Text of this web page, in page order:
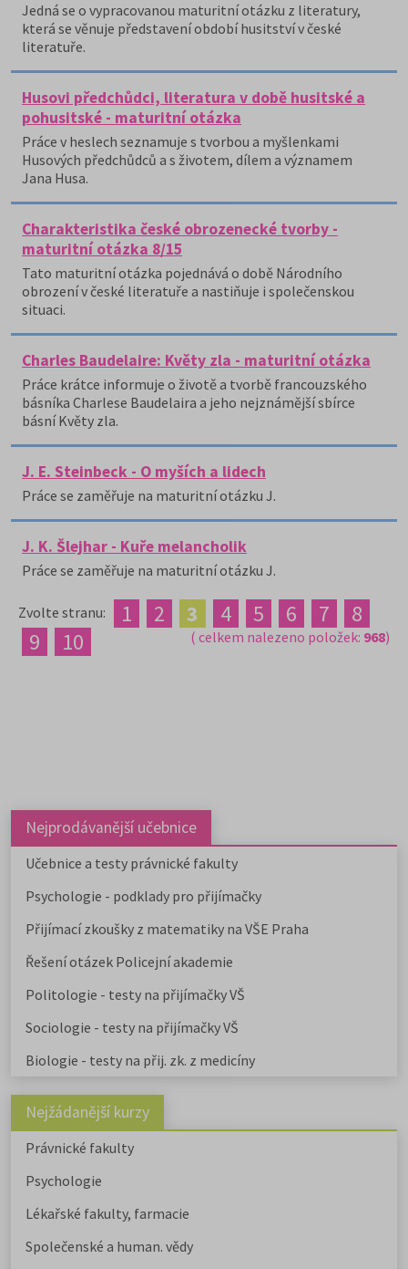
Jedná se o vypracovanou maturitní otázku z literatury,
která se věnuje představení období husitství v české
literatuře.
Husovi předchůdci, literatura v době husitské a
pohusitské - maturitní otázka
Práce v heslech seznamuje s tvorbou a myšlenkami
Husových předchůdců a s životem, dílem a významem
Jana Husa.
Charakteristika české obrozenecké tvorby -
maturitní otázka 8/15
Tato maturitní otázka pojednává o době Národního
obrození v české literatuře a nastiňuje i společenskou
situaci.
Charles Baudelaire: Květy zla - maturitní otázka
Práce krátce informuje o životě a tvorbě francouzského
básníka Charlese Baudelaira a jeho nejznámější sbírce
básní Květy zla.
J. E. Steinbeck - O myších a lidech
Práce se zaměřuje na maturitní otázku J.
J. K. Šlejhar - Kuře melancholik
Práce se zaměřuje na maturitní otázku J.
Zvolte stranu: 1 2 3 4 5 6 7
8
9
10 ( celkem nalezeno položek: 968)
Nejprodávanější učebnice
Učebnice a testy právnické fakulty
Psychologie - podklady pro přijímačky
Přijímací zkoušky z matematiky na VŠE Praha
Řešení otázek Policejní akademie
Politologie - testy na přijímačky VŠ
Sociologie - testy na přijímačky VŠ
Biologie - testy na přij. zk. z medicíny
Nejžádanější kurzy
Právnické fakulty
Psychologie
Lékařské fakulty, farmacie
Společenské a human. vědy